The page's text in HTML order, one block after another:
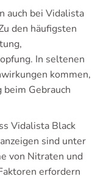
auch bei Vidalista
den häufigsten
In seltenen
kommen,
Gebrauch
Vidalista Black
sind unter
von Nitraten und
erfordern